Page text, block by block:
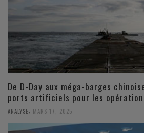
De D-Day aux méga-barges
ports artificiels pour les opération
ANALYSE, MARS 17, 2025